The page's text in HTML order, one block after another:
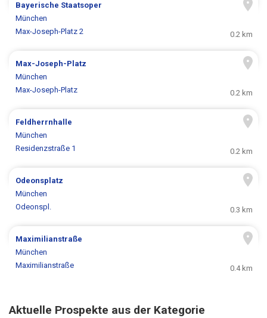
Bayerische Staatsoper
München
Max-Joseph-Platz 2
0.2 km
Max-Joseph-Platz
München
Max-Joseph-Platz
0.2 km
Feldherrnhalle
München
Residenzstraße 1
0.2 km
Odeonsplatz
München
Odeonspl.
0.3 km
Maximilianstraße
München
Maximilianstraße
0.4 km
Aktuelle Prospekte aus der Kategorie